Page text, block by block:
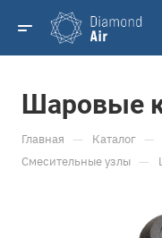
Шаровые
Главная — Каталог —
Смесительные узлы —